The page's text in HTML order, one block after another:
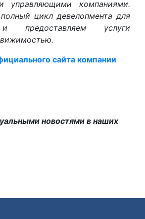
управляющими компаниями.
цикл девелопмента для
предоставляем услуги
сайта компании
новостями в наших